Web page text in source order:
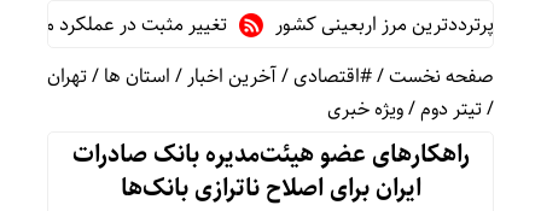
مرز اربعینی کشور
تغییر مثبت در عملکرد مالی بانک صادرات
صفحه نخست/#اقتصادی/آخرین اخبار/استان ها/تهران
/تیتر دوم/ویژه خبری
راهکارهای عضو هیئت‌مدیره بانک صادرات
ایران برای اصلاح ناترازی بانک‌ها